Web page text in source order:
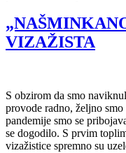
VIZAŽISTA
S obzirom da smo
provode radno, željno
pandemije smo se
se dogodilo. S prvim
vizažistice spremno su